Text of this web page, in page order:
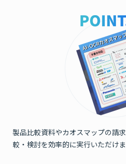
製品比較資料やカオスマップの請
較・検討を効率的に実行いただけ